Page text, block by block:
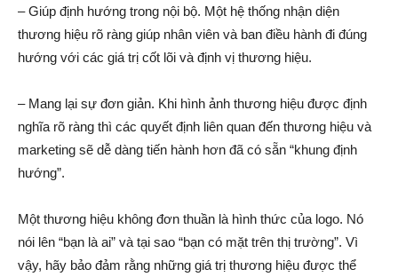
– Giúp định hướng trong nội bộ. Một hệ thống nhận diện
thương hiệu rõ ràng giúp nhân viên và ban điều hành đi đúng
hướng với các giá trị cốt lõi và định vị thương hiệu.
– Mang lại sự đơn giản. Khi hình ảnh thương hiệu được định
nghĩa rõ ràng thì các quyết định liên quan đến thương hiệu và
marketing sẽ dễ dàng tiến hành hơn đã có sẵn “khung định
hướng”.
Một thương hiệu không đơn thuần là hình thức của logo. Nó
nói lên “bạn là ai” và tại sao “bạn có mặt trên thị trường”. Vì
vậy, hãy bảo đảm rằng những giá trị thương hiệu được thể